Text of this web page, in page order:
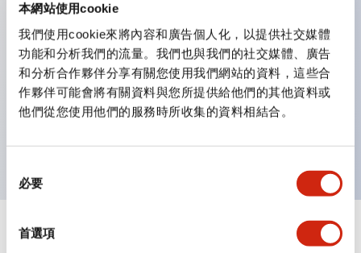
本網站使用cookie
我們使用cookie來將內容和廣告個人化，以提供社交媒體
功能和分析我們的流量。我們也與我們的社交媒體、廣告
和分析合作夥伴分享有關您使用我們網站的資料，這些合
作夥伴可能會將有關資料與您所提供給他們的其他資料或
他們從您使用他們的服務時所收集的資料相結合。
必要
首選項
色。不僅減少了色彩更換與庫存管理的工時，還是一款環保
產品。
採用新型LED，提高可視性，符合ISO規定的安全色
簡單配線，提高作業效率
電線不易脫落，振動時也安心
規格 顯示全部+